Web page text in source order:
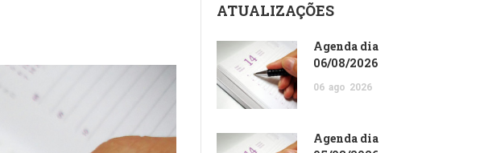
ATUALIZAÇÕES
Agenda dia
06/08/2026
06 ago 2026
Agenda dia